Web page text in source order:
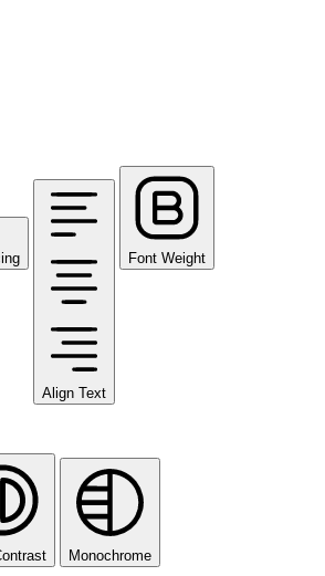
Align Text
Font Weight
Monochrome